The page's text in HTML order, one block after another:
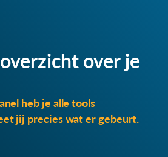
over je
heb je alle tools
jij precies wat er gebeurt.